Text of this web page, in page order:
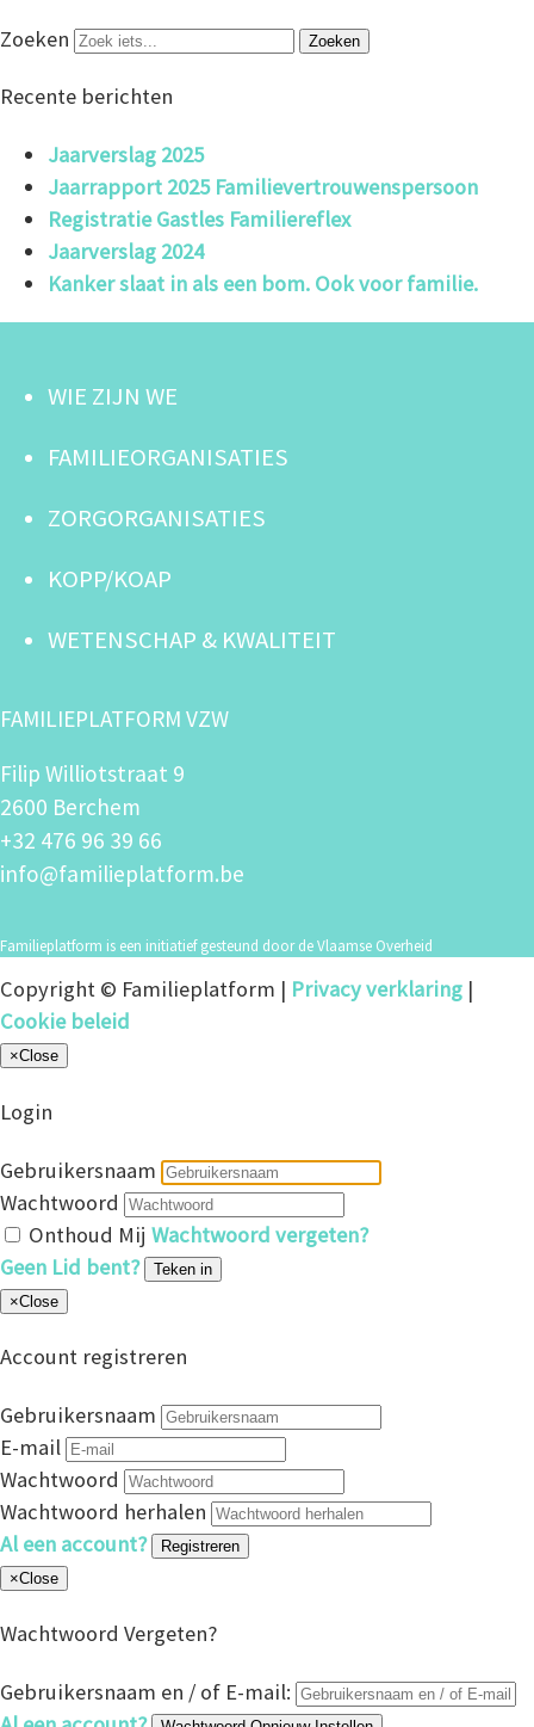
Zoeken
Recente berichten
Jaarverslag 2025
Jaarrapport 2025 Familievertrouwenspersoon
Registratie Gastles Familiereflex
Jaarverslag 2024
Kanker slaat in als een bom. Ook voor familie.
WIE ZIJN WE
FAMILIEORGANISATIES
ZORGORGANISATIES
KOPP/KOAP
WETENSCHAP & KWALITEIT
FAMILIEPLATFORM VZW
Filip Williotstraat 9
2600 Berchem
+32 476 96 39 66
info@familieplatform.be
Familieplatform is een initiatief gesteund door de Vlaamse Overheid
Copyright © Familieplatform | Privacy verklaring |
Cookie beleid
×Close
Login
Gebruikersnaam
Wachtwoord
Onthoud Mij Wachtwoord vergeten?
Geen Lid bent?
Teken in
×Close
Account registreren
Gebruikersnaam
E-mail
Wachtwoord
Wachtwoord herhalen
Al een account?
Registreren
×Close
Wachtwoord Vergeten?
Gebruikersnaam en / of E-mail: